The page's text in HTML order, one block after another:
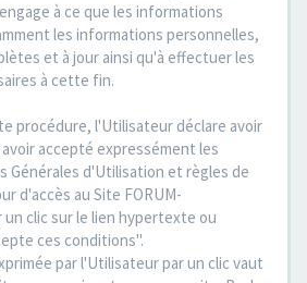
à ce que les informations
les informations personnelles,
et à jour ainsi qu'à effectuer les
à cette fin.
procédure, l'Utilisateur déclare avoir
accepté expressément les
Générales d'Utilisation et règles de
d'accès au Site FORUM-
un clic sur le lien hypertexte ou
ces conditions".
par l'Utilisateur par un clic vaut